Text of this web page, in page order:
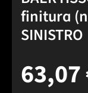
finitura
SINISTRO
63,07